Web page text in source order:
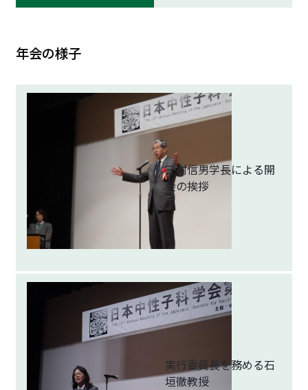
年会の様子
三村信男学長による開
会の挨拶
実行委員長を務める石
垣徹教授